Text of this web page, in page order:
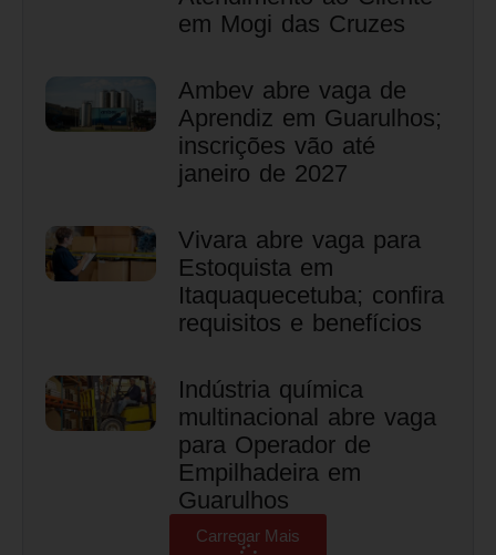
em Mogi das Cruzes
Ambev abre vaga de
Aprendiz em Guarulhos;
inscrições vão até
janeiro de 2027
Vivara abre vaga para
Estoquista em
Itaquaquecetuba; confira
requisitos e benefícios
Indústria química
multinacional abre vaga
para Operador de
Empilhadeira em
Guarulhos
Carregar Mais